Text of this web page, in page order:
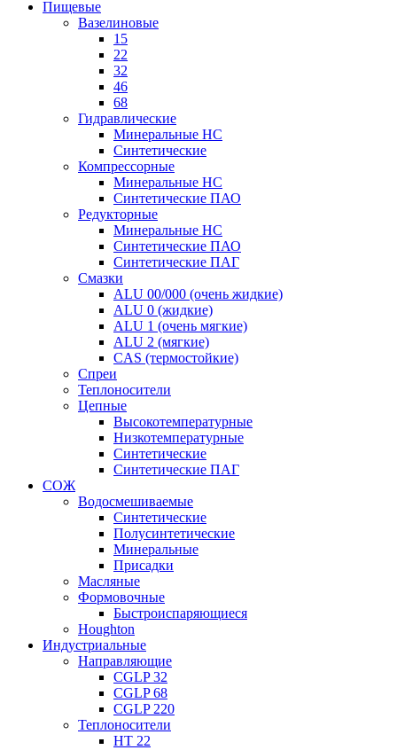
Пищевые
Вазелиновые
15
22
32
46
68
Гидравлические
Минеральные HC
Синтетические
Компрессорные
Минеральные HC
Синтетические ПАО
Редукторные
Минеральные HC
Синтетические ПАО
Синтетические ПАГ
Смазки
ALU 00/000 (очень жидкие)
ALU 0 (жидкие)
ALU 1 (очень мягкие)
ALU 2 (мягкие)
CAS (термостойкие)
Спреи
Теплоносители
Цепные
Высокотемпературные
Низкотемпературные
Синтетические
Синтетические ПАГ
СОЖ
Водосмешиваемые
Синтетические
Полусинтетические
Минеральные
Присадки
Масляные
Формовочные
Быстроиспаряющиеся
Houghton
Индустриальные
Направляющие
CGLP 32
CGLP 68
CGLP 220
Теплоносители
HT 22